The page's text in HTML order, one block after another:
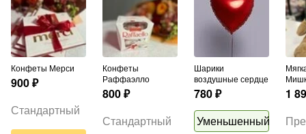
Конфеты Мерси
900₽
Стандартный
Конфеты
Раффаэлло
800₽
Стандартный
Шарики
воздушные сердце
780₽
Уменьшенный
Мягкая игрушка
1